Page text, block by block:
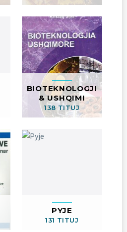
BIOTEKNOLOGJI
& USHQIMI
138 TITUJ
PYJE
131 TITUJ